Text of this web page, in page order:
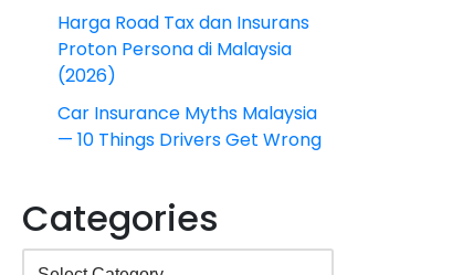
Harga Road Tax dan Insurans
Proton Persona di Malaysia
(2026)
Car Insurance Myths Malaysia
— 10 Things Drivers Get Wrong
Categories